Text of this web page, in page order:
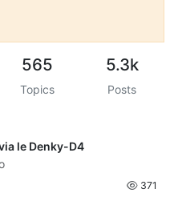
565
Topics
5.3k
Posts
le Denky-D4
371